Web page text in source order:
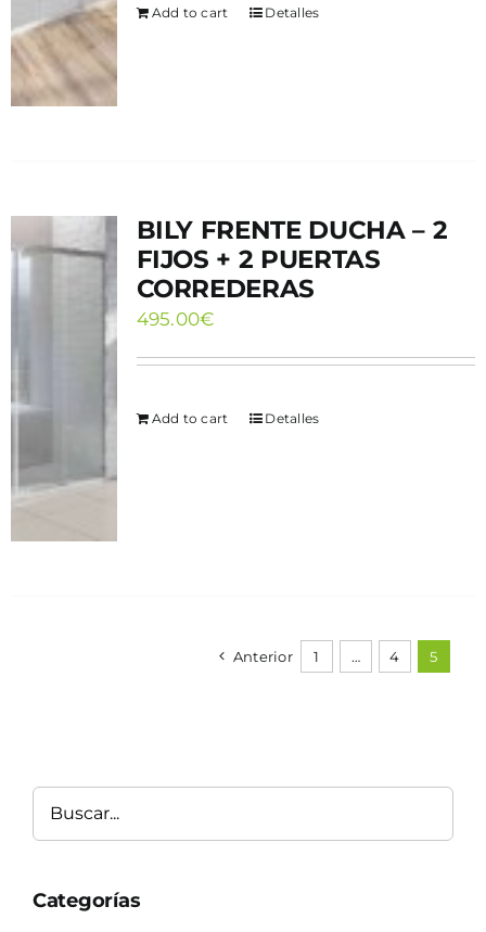
Add to cart Detalles
BILY FRENTE DUCHA – 2
FIJOS + 2 PUERTAS
CORREDERAS
495.00€
Add to cart Detalles
Anterior 1 … 4 5
Buscar
Categorías